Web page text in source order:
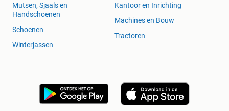
Mutsen, Sjaals en
Handschoenen
Schoenen
Winterjassen
Kantoor en Inrichting
Machines en Bouw
Tractoren